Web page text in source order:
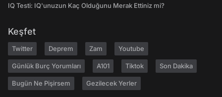
IQ Testi: IQ'unuzun Kaç Olduğunu Merak Ettiniz mi?
Keşfet
Twitter Deprem Zam Youtube
Günlük Burç Yorumları A101 Tiktok Son Dakika
Bugün Ne Pişirsem Gezilecek Yerler